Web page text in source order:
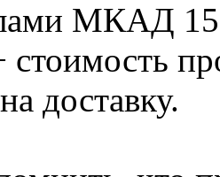
МКАД
стоимость
доставку.